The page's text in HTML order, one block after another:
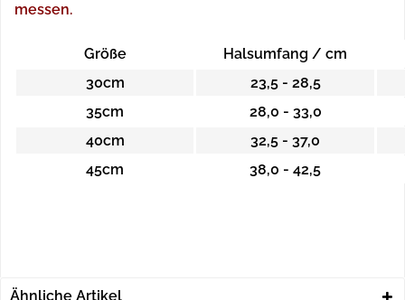
messen.
Größe
Halsumfang / cm
30cm
23,5 - 28,5
35cm
28,0 - 33,0
40cm
32,5 - 37,0
45cm
38,0 - 42,5
Ähnliche Artikel